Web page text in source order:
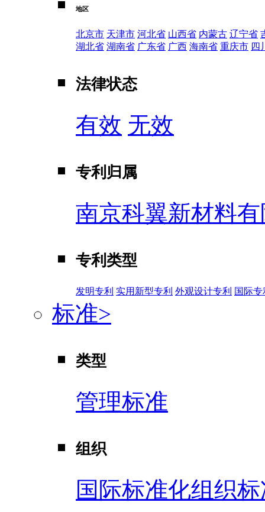
地区
北京市 天津市 河北省 山西省 内蒙古 辽宁省
湖北省 湖南省 广东省 广西 海南省 重庆市 四
法律状态
有效 无效
专利归属
南京科翼新材料
专利类型
发明专利 实用新型专利 外观设计专利 国际专
标准>
类型
管理标准
组织
国际标准化组织